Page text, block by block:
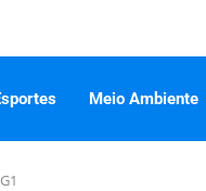
Meio Ambiente